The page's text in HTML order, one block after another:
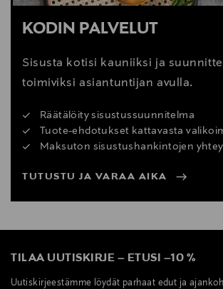
KODIN PALVELUT
Sisusta kotisi kauniiksi ja
toimiviksi asiantuntijan avulla.
Räätälöity sisustussuunnitelma
Tuote-ehdotukset kattavasta
Maksuton sisustushankintojen
TUTUSTU JA VARAA AIKA
TILAA UUTISKIRJE – ETUSI –10 %
Uutiskirjeestämme löydät parhaat edut ja